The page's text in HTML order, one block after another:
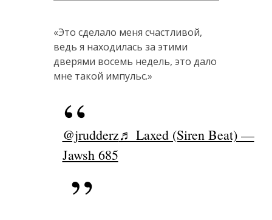
«Это сделало меня счастливой,
ведь я находилась за этими
дверями восемь недель, это дало
мне такой импульс.»
@jrudderz♬ Laxed (Siren Beat) —
Jawsh 685